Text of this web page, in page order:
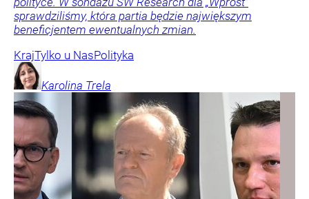
sprawdziliśmy, która partia będzie największym
beneficjentem ewentualnych zmian.
KrajTylko u NasPolityka
Karolina Trela